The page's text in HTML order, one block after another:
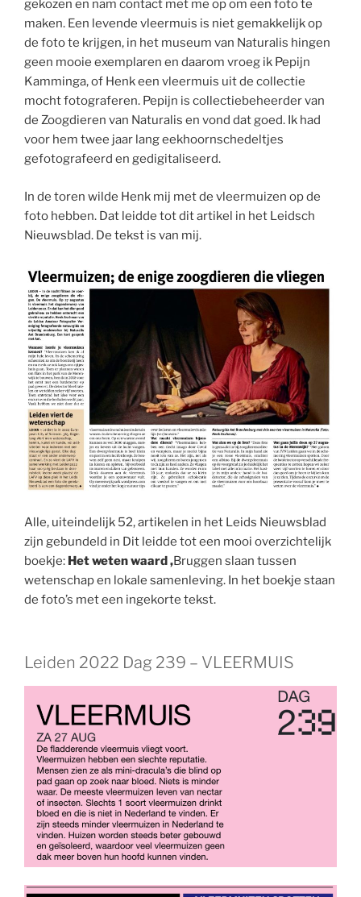
gekozen en nam contact met me op om een foto te
maken. Een levende vleermuis is niet gemakkelijk op
de foto te krijgen, in het museum van Naturalis hingen
geen mooie exemplaren en daarom vroeg ik Pepijn
Kamminga, of Henk een vleermuis uit de collectie
mocht fotograferen. Pepijn is collectiebeheerder van
de Zoogdieren van Naturalis en vond dat goed. Ik had
voor hem twee jaar lang eekhoornschedeltjes
gefotografeerd en gedigitaliseerd.
In de toren wilde Henk mij met de vleermuizen op de
foto hebben. Dat leidde tot dit artikel in het Leidsch
Nieuwsblad. De tekst is van mij.
Alle, uiteindelijk 52, artikelen in het Leids Nieuwsblad
zijn gebundeld in Dit leidde tot een mooi overzichtelijk
boekje: Het weten waard ,Bruggen slaan tussen
wetenschap en lokale samenleving. In het boekje staan
de foto’s met een ingekorte tekst.
Leiden 2022 Dag 239 – VLEERMUIS